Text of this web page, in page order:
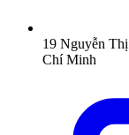
19 Nguyễn
Chí Minh